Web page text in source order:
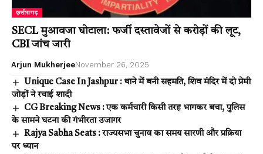
छत्तीसगढ़
SECL मुआवजा घोटाला: फर्जी दस्तावेजों से करोड़ों की लूट,
CBI जांच जारी
Arjun MukherjeeNovember 26, 2025
Unique Case In Jashpur : थाने में बनी सहमति, शिव मंदिर में दो प्रेमी
जोड़ों ने रचाई शादी
CG Breaking News : एक कर्मचारी किसी तरह भागकर बचा, पुलिस
के सामने घटना की गंभीरता उजागर
Rajya Sabha Seats : राज्यसभा चुनाव का समय सारणी और प्रक्रिया
पर ध्यान